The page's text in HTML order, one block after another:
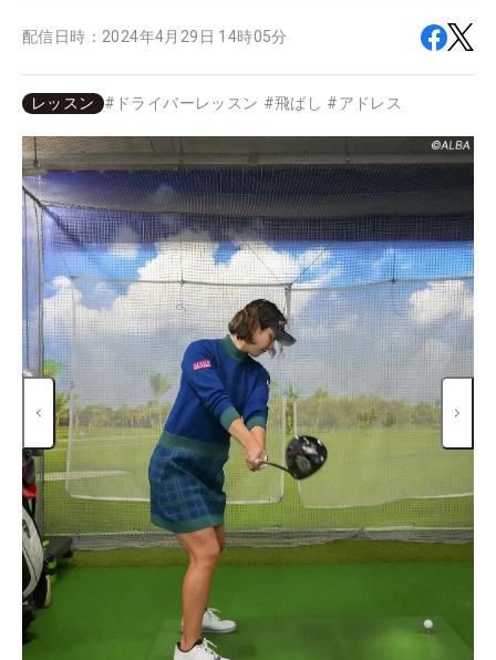
配信日時： 2024年4月29日 14時05分
レッスン # ドライバーレッスン #飛ばし #アドレス